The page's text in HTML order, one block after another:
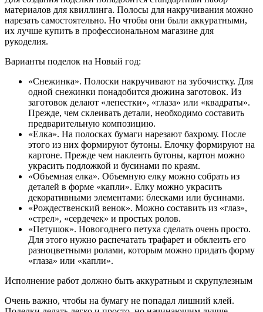
материалов для квиллинга. Полосы для накручивания можно
нарезать самостоятельно. Но чтобы они были аккуратными,
их лучше купить в профессиональном магазине для
рукоделия.
Варианты поделок на Новый год:
«Снежинка». Полоски накручивают на зубочистку. Для
одной снежинки понадобится дюжина заготовок. Из
заготовок делают «лепестки», «глаза» или «квадраты».
Прежде, чем склеивать детали, необходимо составить
предварительную композицию.
«Елка». На полосках бумаги нарезают бахрому. После
этого из них формируют бутоны. Елочку формируют на
картоне. Прежде чем наклеить бутоны, картон можно
украсить подложкой и бусинами по краям.
«Объемная елка». Объемную елку можно собрать из
деталей в форме «капли». Елку можно украсить
декоративными элементами: блесками или бусинами.
«Рождественский венок». Можно составить из «глаз»,
«стрел», «сердечек» и простых ролов.
«Петушок». Новогоднего петуха сделать очень просто.
Для этого нужно распечатать трафарет и обклеить его
разноцветными ролами, которым можно придать форму
«глаза» или «капли».
Исполнение работ должно быть аккуратным и скрупулезным
Очень важно, чтобы на бумагу не попадал лишний клей.